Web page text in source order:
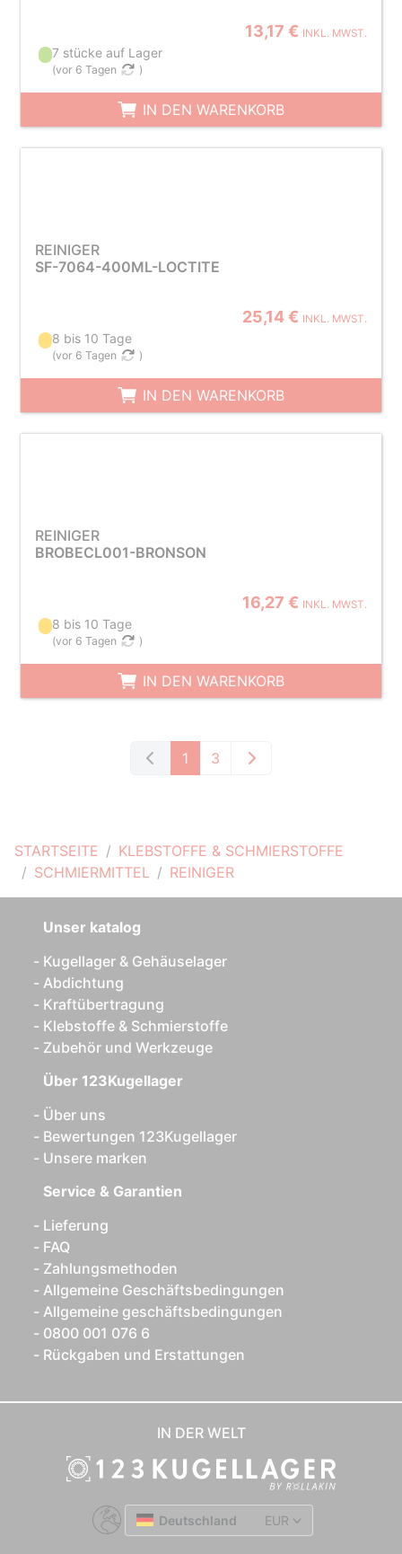
STARTSEITE
KLEBSTOFFE & SCHMIERSTOFFE
SCHMIERMITTEL
REINIGER
13,17 € INKL. MWST.
7 stücke auf Lager
(vor 6 Tagen )
IN DEN WARENKORB
REINIGER
SF-7064-400ML-LOCTITE
25,14 € INKL. MWST.
8 bis 10 Tage
(vor 6 Tagen )
IN DEN WARENKORB
REINIGER
BROBECL001-BRONSON
16,27 € INKL. MWST.
8 bis 10 Tage
(vor 6 Tagen )
IN DEN WARENKORB
1 3
Unser katalog
Kugellager & Gehäuselager
Abdichtung
Kraftübertragung
Klebstoffe & Schmierstoffe
Zubehör und Werkzeuge
Über 123Kugellager
Über uns
Bewertungen 123Kugellager
Unsere marken
Service & Garantien
Lieferung
FAQ
Zahlungsmethoden
Allgemeine Geschäftsbedingungen
Allgemeine geschäftsbedingungen
0800 001 076 6
Rückgaben und Erstattungen
IN DER WELT
Deutschland EUR